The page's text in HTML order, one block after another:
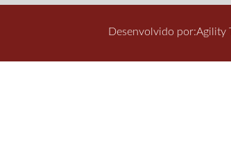
Desenvolvido por:Agility